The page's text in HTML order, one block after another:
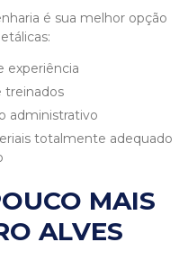
é sua melhor opção
experiência
treinados
administrativo
MAIS
ALVES